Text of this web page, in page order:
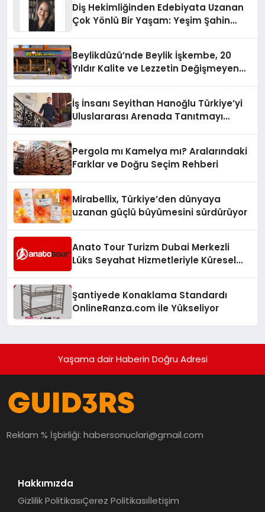
Diş Hekimliğinden Edebiyata Uzanan
Çok Yönlü Bir Yaşam: Yeşim Şahin
Beylikdüzü’nde Beylik İşkembe, 20
Yıldır Kalite ve Lezzetin Değişmeyen
İş İnsanı Seyithan Hanoğlu Türkiye’yi
Uluslararası Arenada Tanıtmayı
Pergola mı Kamelya mı? Aralarındaki
Farklar ve Doğru Seçim Rehberi
Mirabellix, Türkiye’den dünyaya
uzanan güçlü büyümesini sürdürüyor
Anato Tour Turizm Dubai Merkezli
Lüks Seyahat Hizmetleriyle Küresel
Şantiyede Konaklama Standardı
OnlineRanza.com İle Yükseliyor
Yaşama dair Haberin Doğru Adresi
Reklam % İşbirliği:habersonuclari@gmail.com
Hakkımızda
Gizlilik PolitikasıÇerez Politikasıİletişim